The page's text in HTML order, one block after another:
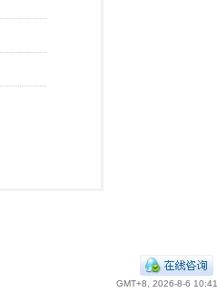
GMT+8, 2026-8-6 10:41